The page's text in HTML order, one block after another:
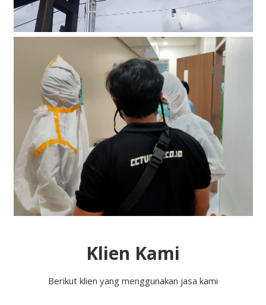
Klien Kami
Berikut klien yang menggunakan jasa kami